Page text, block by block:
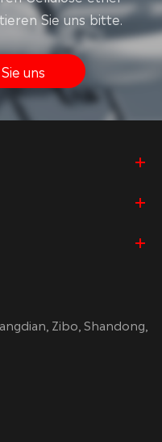
Sie uns bitte.
uns
Zibo, Shandong,